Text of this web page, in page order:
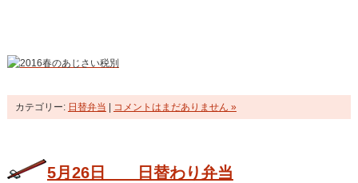
カテゴリー: 日替弁当 コメントはまだありません »
5月26日 日替わり弁当